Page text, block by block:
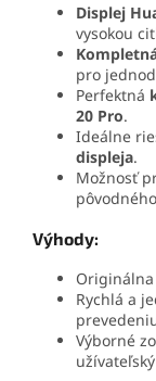
Displej
vysokou
pro
Perfektná
20 Pro.
Ideálne
displeja.
Možnosť
Výhody:
Rychlá a
Výborné